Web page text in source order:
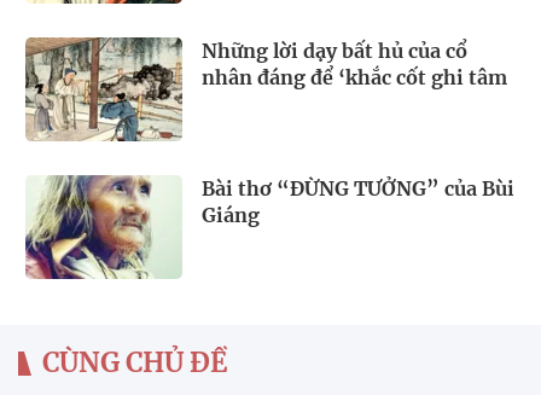
Những lời dạy bất hủ của cổ
nhân đáng để ‘khắc cốt ghi tâm
Bài thơ “ĐỪNG TƯỞNG” của Bùi
Giáng
CÙNG CHỦ ĐỀ